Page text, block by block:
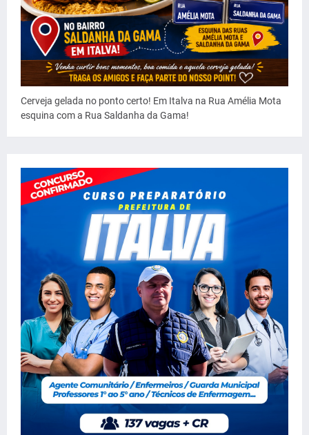
Cerveja gelada no ponto certo! Em Italva na Rua Amélia Mota
esquina com a Rua Saldanha da Gama!